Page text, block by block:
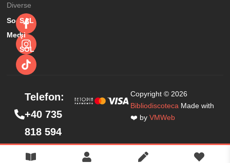
sau…
despartirea de
Noica
20,00lei
Diverse
Social
Media
SAL
şi
SOL
Copyright © 2026
Bibliodiscoteca Made with
❤️ byVMWeb
Telefon:
+40 735
818 594